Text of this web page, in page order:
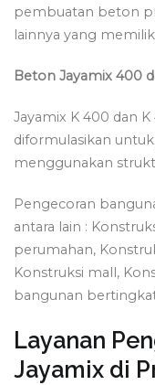
pembuatan beton
lainnya yang
Beton Jayamix 400
Jayamix K 400 dan
diformulasikan
menggunakan
Pengecoran
antara lain :
perumahan,
Konstruksi mall,
bangunan
Layanan
Jayamix di